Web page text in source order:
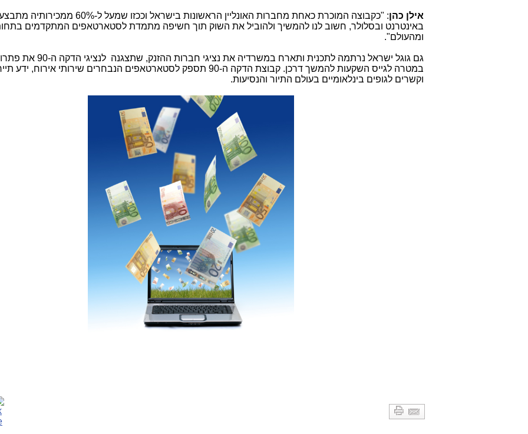
אילן כהן
: "כקבוצה המוכרת כאחת מחברות האונליין הראשונות בישראל וככזו שמעל ל-60%
באינטרנט ובסלולר, חשוב לנו להמשיך ולהוביל את השוק תוך חשיפה מתמדת לסטארטאפים המתקדמים
ומהעולם".
גם גוגל ישראל נרתמה לתכנית ותארח במשרדיה את נציגי חברות
במטרה לגייס השקעות להמשך דרכן. קבוצת הדקה ה-90 תספק לסטארטאפים הנבחרים שירותי אירוח, ידע
וקשרים לגופים בינלאומיים בעולם התיור והנסיעות.